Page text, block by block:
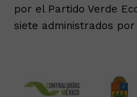
por el Partido Verde
siete administrados